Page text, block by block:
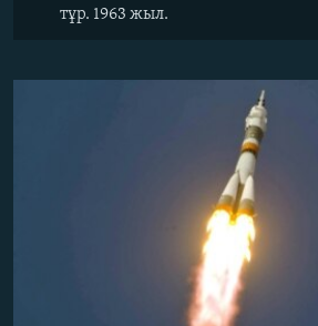
тұр. 1963 жыл.